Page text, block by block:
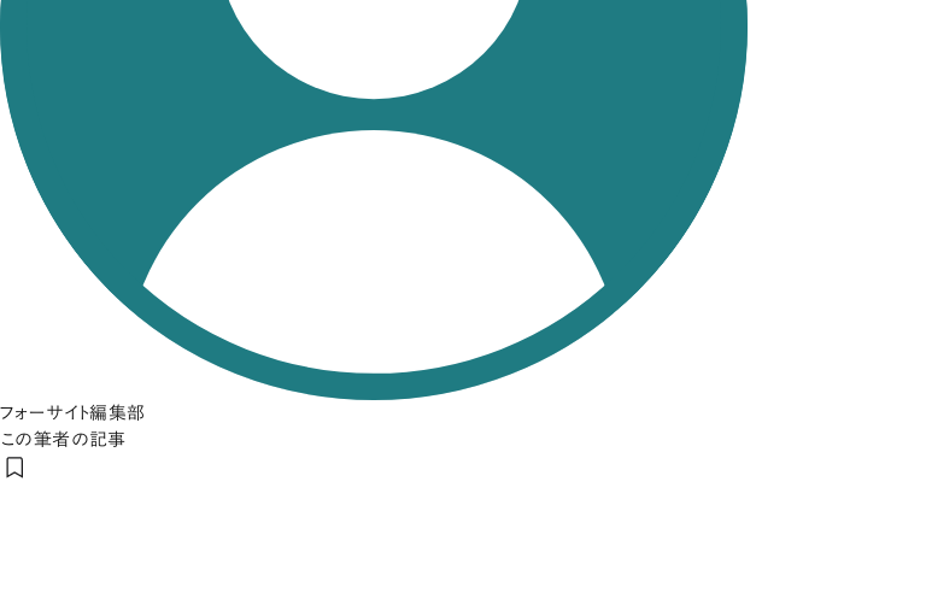
フォーサイト編集部
この筆者の記事